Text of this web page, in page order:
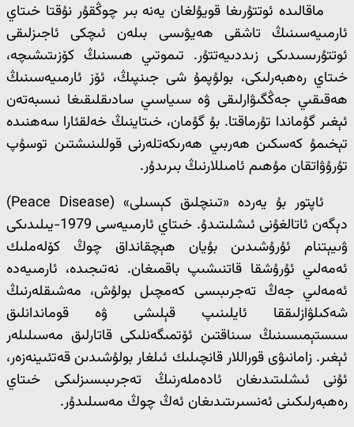
ماقالىدە ئوتتۇرىغا قويۇلغان يەنە بىر چوڭقۇر نۇقتا خىتاي
ئارمىيەسىنىڭ تاشقى ھەيۋىسى بىلەن ئىچكى ئاجىزلىقى
ئوتتۇرىسىدىكى زىددىيەتتۇر. تىموتىي ھىسنىڭ كۆزىتىشىچە،
خىتاي رەھبەرلىكى، بولۇپمۇ شى جىنپىڭ، ئۆز ئارمىيەسىنىڭ
ھەقىقىي جەڭگىۋارلىقى ۋە سىياسىي سادىقلىقىغا نىسبەتەن
ئېغىر گۇماندا تۇرماقتا. بۇ گۇمان، خىتاينىڭ خەلقئارا سەھنىدە
تېخىمۇ كەسكىن ھەربىي ھەرىكەتلەرنى قوللىنىشتىن توسۇپ
تۇرۇۋاتقان مۇھىم ئامىللارنىڭ بىرىدۇر.
ئاپتور بۇ يەردە «تىنچلىق كېسىلى» (Peace Disease)
دېگەن ئاتالغۇنى ئىشلىتىدۇ. خىتاي ئارمىيەسى 1979-يىلىدىكى
ۋىيېتنام ئۇرۇشىدىن بۇيان ھېچقانداق چوڭ كۆلەملىك
ئەمەلىي ئۇرۇشقا قاتنىشىپ باقمىغان. نەتىجىدە، ئارمىيەدە
ئەمەلىي جەڭ تەجرىبىسى كەمچىل بولۇش، مەشىقلەرنىڭ
شەكىلۋازلىققا ئايلىنىپ قېلىشى ۋە قوماندانلىق
سىستېمىسىنىڭ سىناقتىن ئۆتمىگەنلىكى قاتارلىق مەسىلىلەر
ئېغىر. زامانىۋى قوراللار قانچىلىك ئىلغار بولۇشىدىن قەتئىينەزەر،
ئۇنى ئىشلىتىدىغان ئادەملەرنىڭ تەجرىبىسىزلىكى خىتاي
رەھبەرلىكىنى ئەنسىرىتىدىغان ئەڭ چوڭ مەسىلىدۇر.